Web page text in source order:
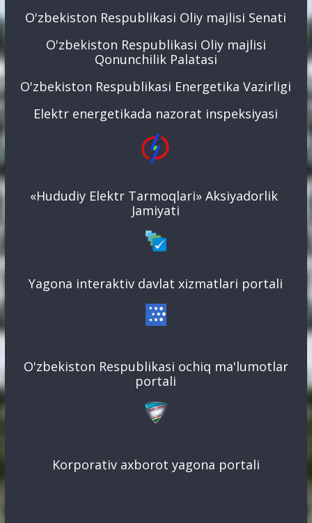
O'zbekiston Respublikasi Oliy majlisi Senati
O'zbekiston Respublikasi Oliy majlisi
Qonunchilik Palatasi
O'zbekiston Respublikasi Energetika Vazirligi
Elektr energetikada nazorat inspeksiyasi
«Hududiy Elektr Tarmoqlari» Aksiyadorlik
Jamiyati
Yagona interaktiv davlat xizmatlari portali
O'zbekiston Respublikasi ochiq ma'lumotlar
portali
Korporativ axborot yagona portali